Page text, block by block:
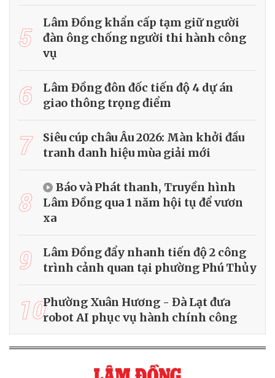
5
Lâm Đồng khẩn cấp tạm giữ người
đàn ông chống người thi hành công
vụ
6
Lâm Đồng đôn đốc tiến độ 4 dự án
giao thông trọng điểm
7
Siêu cúp châu Âu 2026: Màn khởi đầu
tranh danh hiệu mùa giải mới
8
Báo và Phát thanh, Truyền hình
Lâm Đồng qua 1 năm hội tụ để vươn
xa
9
Lâm Đồng đẩy nhanh tiến độ 2 công
trình cảnh quan tại phường Phú Thủy
10Phường Xuân Hương - Đà Lạt đưa
robot AI phục vụ hành chính công